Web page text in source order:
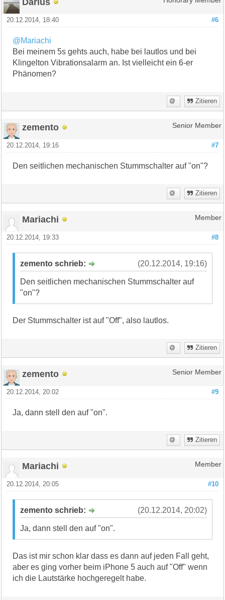
#6
20.12.2014, 18:40
@Mariachi
Bei meinem 5s gehts auch, habe bei lautlos und bei
Klingelton Vibrationsalarm an. Ist vielleicht ein 6-er
Phänomen?
Zitieren
zemento Senior Member
#7
20.12.2014, 19:16
Den seitlichen mechanischen Stummschalter auf "on"?
Zitieren
Mariachi Member
#8
20.12.2014, 19:33
(20.12.2014, 19:16)
zemento schrieb:
Den seitlichen mechanischen Stummschalter auf
"on"?
Der Stummschalter ist auf "Off", also lautlos.
Zitieren
zemento Senior Member
#9
20.12.2014, 20:02
Ja, dann stell den auf "on".
Zitieren
Mariachi Member
#10
20.12.2014, 20:05
(20.12.2014, 20:02)
zemento schrieb:
Ja, dann stell den auf "on".
Das ist mir schon klar dass es dann auf jeden Fall geht,
aber es ging vorher beim iPhone 5 auch auf "Off" wenn
ich die Lautstärke hochgeregelt habe.